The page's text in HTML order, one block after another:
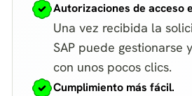
Autorizaciones de acceso
Una vez recibida la
SAP puede gestionarse
con unos pocos clics.
Cumplimiento más fácil.